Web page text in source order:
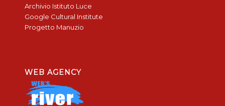
Archivio Istituto Luce
Google Cultural Institute
Progetto Manuzio
WEB AGENCY